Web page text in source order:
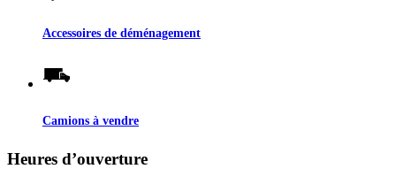
Accessoires de déménagement
Camions à vendre
Heures d’ouverture